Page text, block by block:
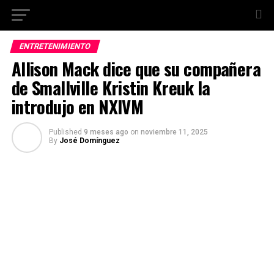
ENTRETENIMIENTO
Allison Mack dice que su compañera
de Smallville Kristin Kreuk la
introdujo en NXIVM
Published 9 meses ago on noviembre 11, 2025
By José Domínguez